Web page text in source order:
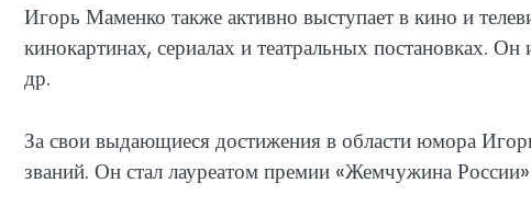
Игорь Маменко также активно выступает в кино и
кинокартинах, сериалах и театральных постановках.
др.
За свои выдающиеся достижения в области юмора
званий. Он стал лауреатом премии «Жемчужина